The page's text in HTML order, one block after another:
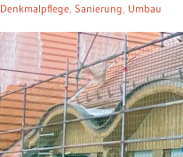
Denkmalpflege, Sanierung, Umbau